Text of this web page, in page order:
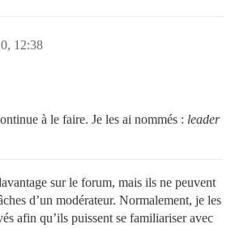
12:38
à le faire. Je les ai nommés : leader
sur le forum, mais ils ne peuvent
d’un modérateur. Normalement, je les
afin qu’ils puissent se familiariser avec